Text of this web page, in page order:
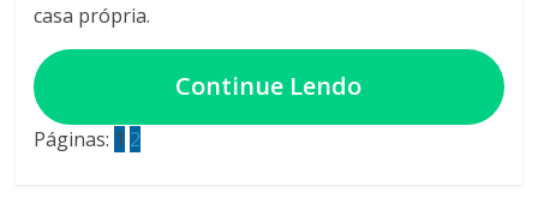
casa própria.
Continue Lendo
Páginas: 1 2